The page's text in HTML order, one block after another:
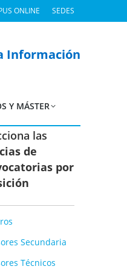
ONLINE SEDES
Información
Y MÁSTER
las
de
por
Secundaria
Técnicos